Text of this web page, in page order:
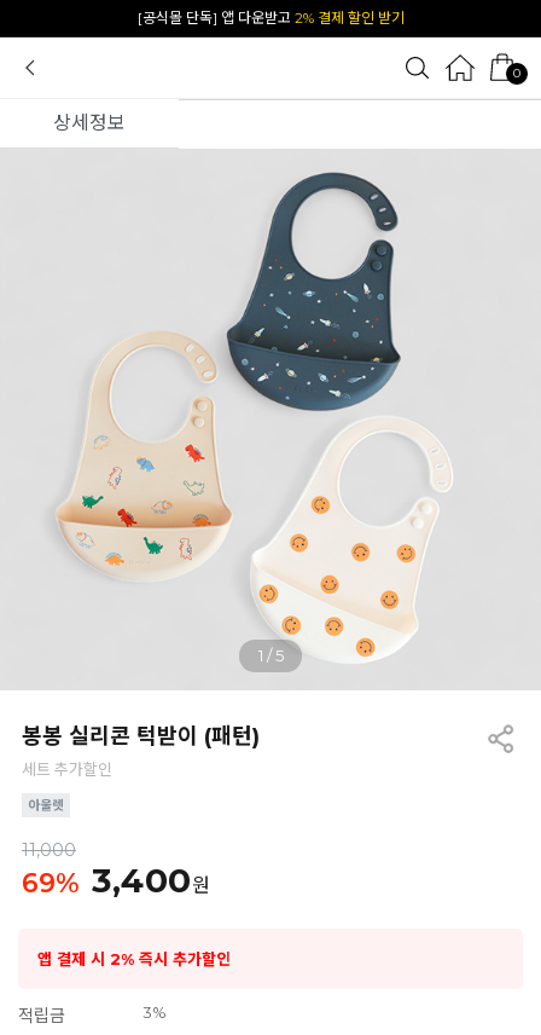
카카오 플친 추가하면1천원 즉시 할인 쿠폰
0
상세정보
1 /5
봉봉 실리콘 턱받이 (패턴)
세트 추가할인
11,000
69% 3,400원
앱 결제 시 2% 즉시 추가할인
적립금 3%